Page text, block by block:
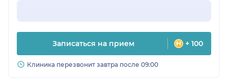
Записаться на прием + 100
Клиника перезвонит завтра после 09:00